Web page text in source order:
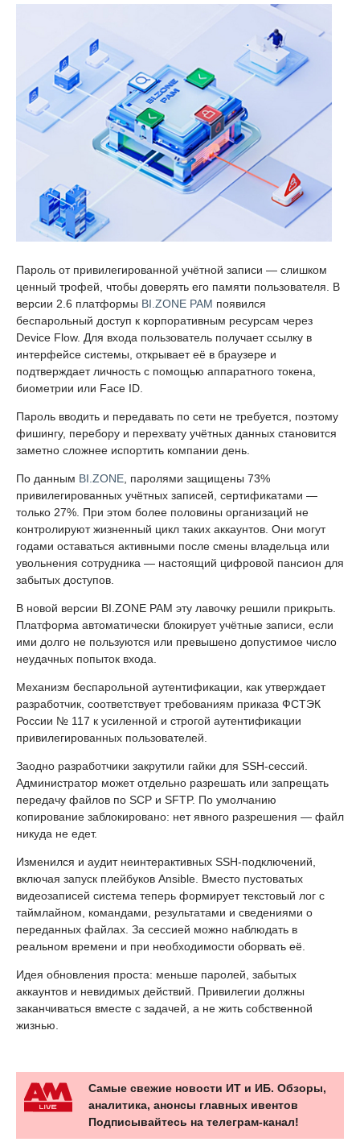
Пароль от привилегированной учётной записи — слишком
ценный трофей, чтобы доверять его памяти пользователя. В
версии 2.6 платформы BI.ZONE PAM появился
беспарольный доступ к корпоративным ресурсам через
Device Flow. Для входа пользователь получает ссылку в
интерфейсе системы, открывает её в браузере и
подтверждает личность с помощью аппаратного токена,
биометрии или Face ID.
Пароль вводить и передавать по сети не требуется, поэтому
фишингу, перебору и перехвату учётных данных становится
заметно сложнее испортить компании день.
По данным BI.ZONE, паролями защищены 73%
привилегированных учётных записей, сертификатами —
только 27%. При этом более половины организаций не
контролируют жизненный цикл таких аккаунтов. Они могут
годами оставаться активными после смены владельца или
увольнения сотрудника — настоящий цифровой пансион для
забытых доступов.
В новой версии BI.ZONE PAM эту лавочку решили прикрыть.
Платформа автоматически блокирует учётные записи, если
ими долго не пользуются или превышено допустимое число
неудачных попыток входа.
Механизм беспарольной аутентификации, как утверждает
разработчик, соответствует требованиям приказа ФСТЭК
России № 117 к усиленной и строгой аутентификации
привилегированных пользователей.
Заодно разработчики закрутили гайки для SSH-сессий.
Администратор может отдельно разрешать или запрещать
передачу файлов по SCP и SFTP. По умолчанию
копирование заблокировано: нет явного разрешения — файл
никуда не едет.
Изменился и аудит неинтерактивных SSH-подключений,
включая запуск плейбуков Ansible. Вместо пустоватых
видеозаписей система теперь формирует текстовый лог с
таймлайном, командами, результатами и сведениями о
переданных файлах. За сессией можно наблюдать в
реальном времени и при необходимости оборвать её.
Идея обновления проста: меньше паролей, забытых
аккаунтов и невидимых действий. Привилегии должны
заканчиваться вместе с задачей, а не жить собственной
жизнью.
Самые свежие новости ИТ и ИБ. Обзоры,
аналитика, анонсы главных ивентов
Подписывайтесь на телеграм-канал!